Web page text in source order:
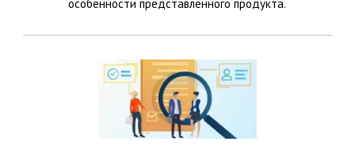
особенности представленного продукта.